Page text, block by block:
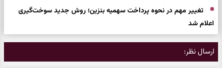
تغییر مهم در نحوه پرداخت سهمیه بنزین؛ روش جدید سوخت‌گیری
اعلام شد
ارسال نظر: